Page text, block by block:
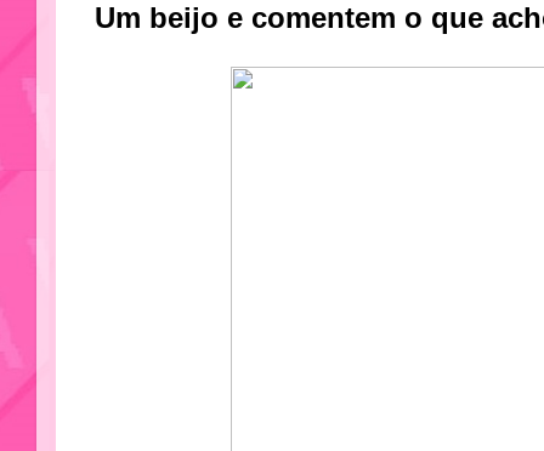
Um beijo e comentem o que